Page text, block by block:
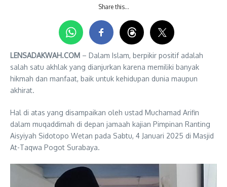
Share this…
LENSADAKWAH.COM – Dalam Islam, berpikir positif adalah
salah satu akhlak yang dianjurkan karena memiliki banyak
hikmah dan manfaat, baik untuk kehidupan dunia maupun
akhirat.
Hal di atas yang disampaikan oleh ustad Muchamad Arifin
dalam muqaddimah di depan jamaah kajian Pimpinan Ranting
Aisyiyah Sidotopo Wetan pada Sabtu, 4 Januari 2025 di Masjid
At-Taqwa Pogot Surabaya.